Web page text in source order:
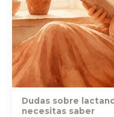
Dudas sobre
necesitas saber